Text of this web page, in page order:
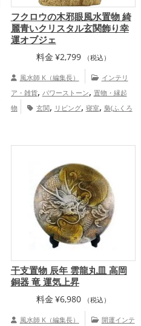
フクロウの木邪眼風水置物 綺
麗青いクリスタル玄関飾り幸
運オブジェ
料金 ¥2,799 （税込）
風水師 K（編集長）
インテリ
ア・雑貨, パワーストーン, 置物・縁起
物
玄関, リビング, 寝室, 梟(ふくろ
干支置物 辰年 雲龍丸皿 高岡
銅器 竜 運気上昇
料金 ¥6,980 （税込）
風水師 K（編集長）
開運インテ